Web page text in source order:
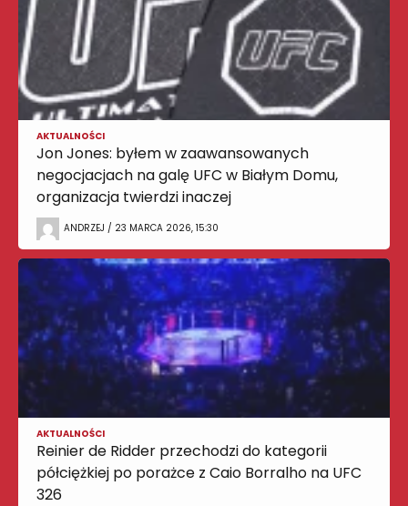
AKTUALNOŚCI
Jon Jones: byłem w zaawansowanych
negocjacjach na galę UFC w Białym Domu,
organizacja twierdzi inaczej
ANDRZEJ / 23 MARCA 2026, 15:30
AKTUALNOŚCI
Reinier de Ridder przechodzi do kategorii
półciężkiej po porażce z Caio Borralho na UFC
326